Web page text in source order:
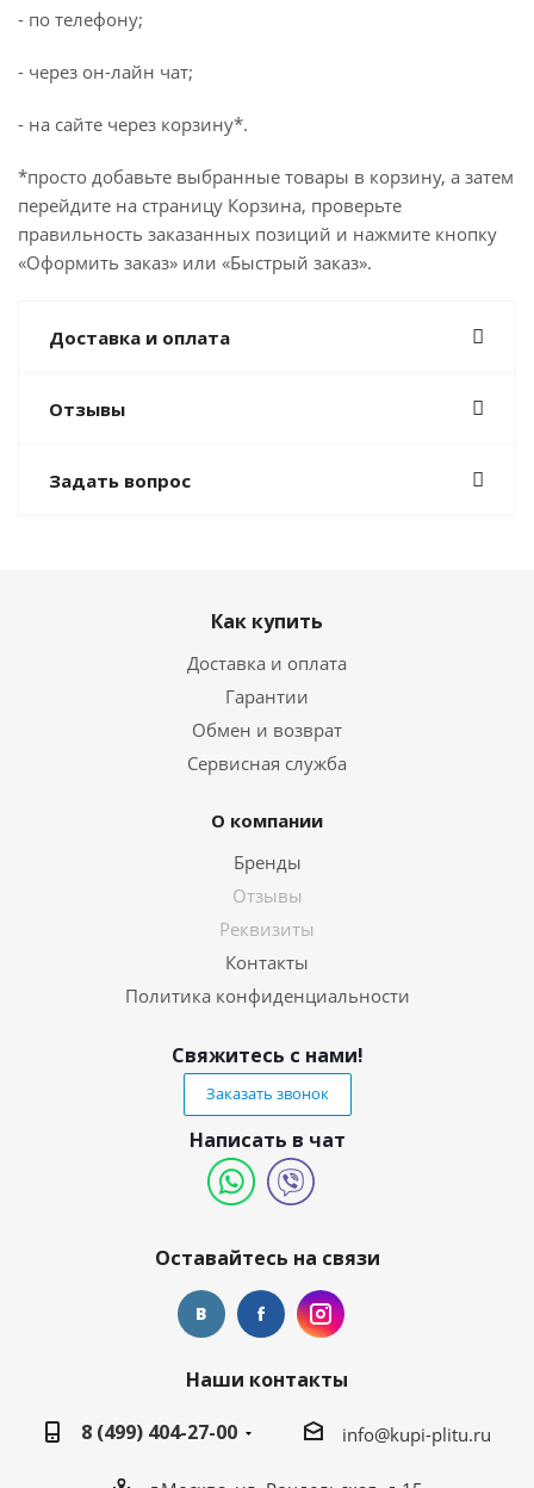
- по телефону;
- через он-лайн чат;
- на сайте через корзину*.
*просто добавьте выбранные товары в корзину, а затем
перейдите на страницу Корзина, проверьте
правильность заказанных позиций и нажмите кнопку
«Оформить заказ» или «Быстрый заказ».
Доставка и оплата
Отзывы
Задать вопрос
Как купить
Доставка и оплата
Гарантии
Обмен и возврат
Сервисная служба
О компании
Бренды
Отзывы
Реквизиты
Контакты
Политика конфиденциальности
Свяжитесь с нами!
Заказать звонок
Написать в чат
Оставайтесь на связи
Наши контакты
8 (499) 404-27-00
info@kupi-plitu.ru